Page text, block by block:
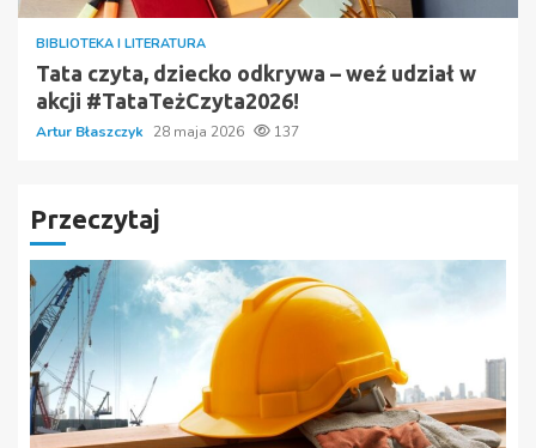
BIBLIOTEKA I LITERATURA
Tata czyta, dziecko odkrywa – weź udział w
akcji #TataTeżCzyta2026!
Artur Błaszczyk 28 maja 2026 137
Przeczytaj